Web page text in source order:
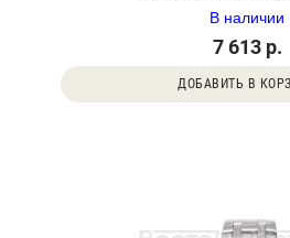
В наличии
7 613 р.
ДОБАВИТЬ В